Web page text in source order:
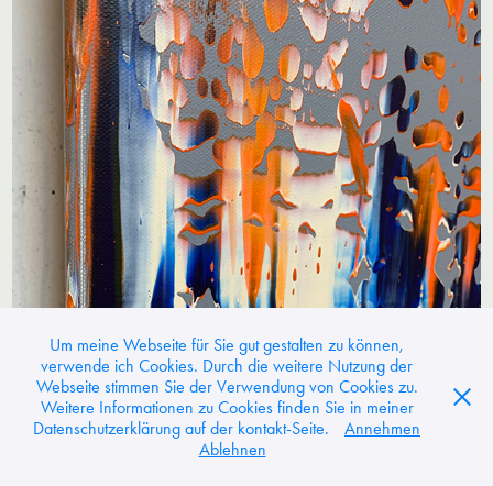
Um meine Webseite für Sie gut gestalten zu können,
verwende ich Cookies. Durch die weitere Nutzung der
Webseite stimmen Sie der Verwendung von Cookies zu.
Weitere Informationen zu Cookies finden Sie in meiner
Datenschutzerklärung auf der kontakt-Seite.
Annehmen
Ablehnen